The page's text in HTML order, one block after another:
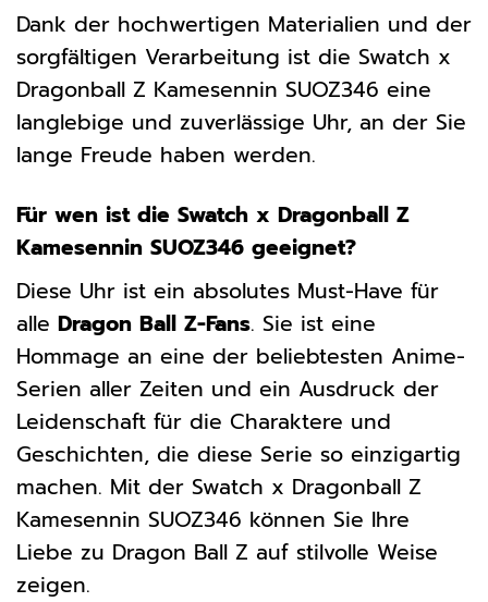
Dank der hochwertigen Materialien und der
sorgfältigen Verarbeitung ist die Swatch x
Dragonball Z Kamesennin SUOZ346 eine
langlebige und zuverlässige Uhr, an der Sie
lange Freude haben werden.
Für wen ist die Swatch x Dragonball Z
Kamesennin SUOZ346 geeignet?
Diese Uhr ist ein absolutes Must-Have für
alle Dragon Ball Z-Fans. Sie ist eine
Hommage an eine der beliebtesten Anime-
Serien aller Zeiten und ein Ausdruck der
Leidenschaft für die Charaktere und
Geschichten, die diese Serie so einzigartig
machen. Mit der Swatch x Dragonball Z
Kamesennin SUOZ346 können Sie Ihre
Liebe zu Dragon Ball Z auf stilvolle Weise
zeigen.